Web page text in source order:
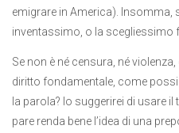
emigrare in America). Insomma,
inventassimo, o la scegliessimo
Se non è né censura, né
diritto fondamentale, come
la parola? Io suggerirei di usare il
pare renda bene l’idea di una